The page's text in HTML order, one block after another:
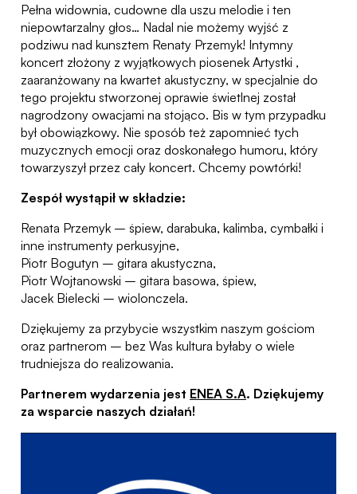
Pełna widownia, cudowne dla uszu melodie i ten
niepowtarzalny głos… Nadal nie możemy wyjść z
podziwu nad kunsztem Renaty Przemyk! Intymny
koncert złożony z wyjątkowych piosenek Artystki ,
zaaranżowany na kwartet akustyczny, w specjalnie do
tego projektu stworzonej oprawie świetlnej został
nagrodzony owacjami na stojąco. Bis w tym przypadku
był obowiązkowy. Nie sposób też zapomnieć tych
muzycznych emocji oraz doskonałego humoru, który
towarzyszył przez cały koncert. Chcemy powtórki!
Zespół wystąpił w składzie:
Renata Przemyk – śpiew, darabuka, kalimba, cymbałki i
inne instrumenty perkusyjne,
Piotr Bogutyn – gitara akustyczna,
Piotr Wojtanowski – gitara basowa, śpiew,
Jacek Bielecki – wiolonczela.
Dziękujemy za przybycie wszystkim naszym gościom
oraz partnerom – bez Was kultura byłaby o wiele
trudniejsza do realizowania.
Partnerem wydarzenia jest ENEA S.A. Dziękujemy
za wsparcie naszych działań!